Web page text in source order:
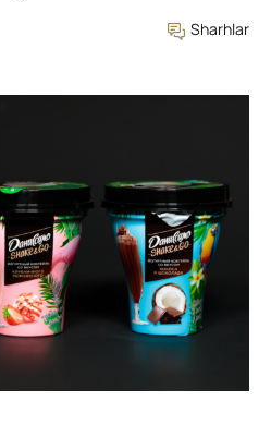
Sharhlar